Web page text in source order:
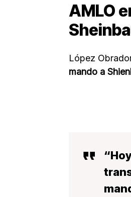
AMLO
López
mando a